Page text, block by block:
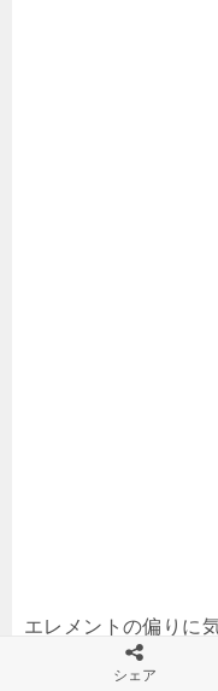
エレメントの偏りに
人生をよりスムーズ
シェア